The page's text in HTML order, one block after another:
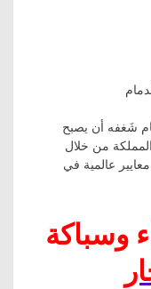
شَغفه أن يصبح
من خلال
عالمية في
وسباكة